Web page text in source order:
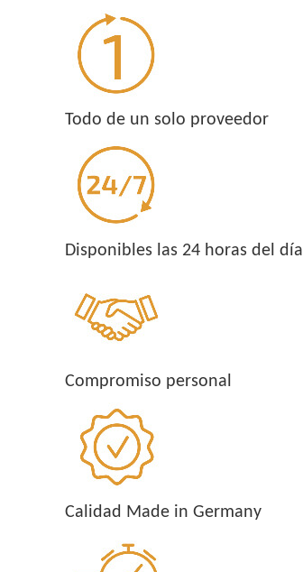
Todo de un solo proveedor
Disponibles las 24 horas del día
Compromiso personal
Calidad Made in Germany